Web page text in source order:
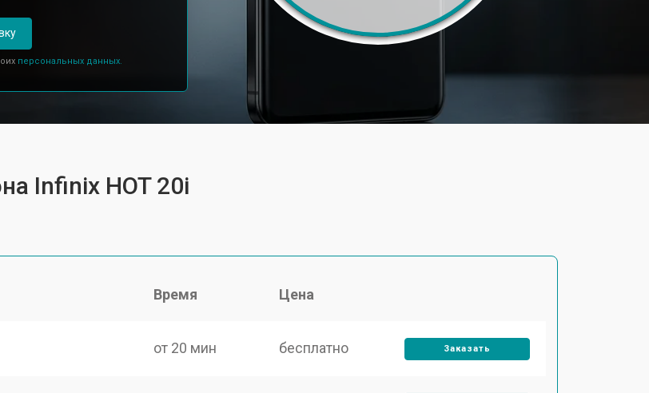
персональных данных.
Infinix HOT 20i
Время Цена
от 20 мин бесплатно Заказать